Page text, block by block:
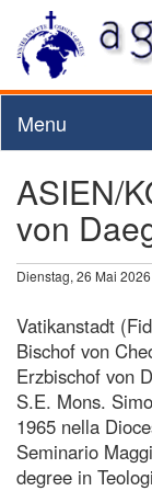
Menu
ASIEN/
von
Dienstag, 26 Mai 2026
Vatikanstadt
Bischof von
Erzbischof von
S.E. Mons.
1965 nella
Seminario
degree in